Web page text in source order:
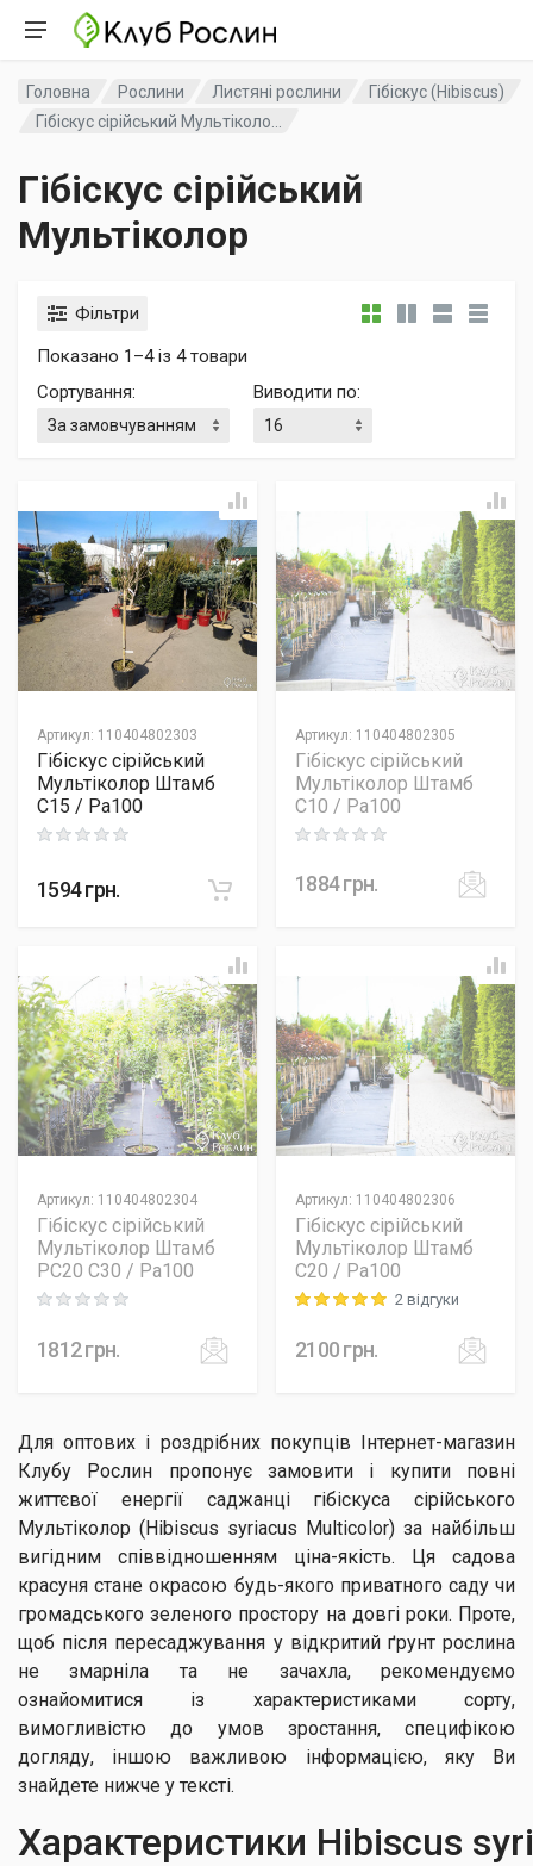
Головна Рослини Листяні рослини
Гібіскус (Hibiscus)
Гібіскус сірійський Мультіколо...
Гібіскус сірійський
Мультіколор
Фільтри
Показано 1–4 із 4 товари
Сортування: Виводити по:
Артикул: 110404802303
Гібіскус сірійський
Мультіколор Штамб
C15 / Pa100
Rating: 0 out of 5
1594грн.
Артикул: 110404802305
Гібіскус сірійський
Мультіколор Штамб
C10 / Pa100
Rating: 0 out of 5
1884грн.
Артикул: 110404802304
Гібіскус сірійський
Мультіколор Штамб
PC20 C30 / Pa100
Rating: 0 out of 5
1812грн.
Артикул: 110404802306
Гібіскус сірійський
Мультіколор Штамб
C20 / Pa100
Rating: 5 out of 52 відгуки
2100грн.
Для оптових і роздрібних покупців Інтернет-магазин
Клубу Рослин пропонує замовити і купити повні
життєвої енергії саджанці гібіскуса сірійського
Мультіколор (Hibiscus syriacus Multicolor) за найбільш
вигідним співвідношенням ціна-якість. Ця садова
красуня стане окрасою будь-якого приватного саду чи
громадського зеленого простору на довгі роки. Проте,
щоб після пересаджування у відкритий ґрунт рослина
не змарніла та не зачахла, рекомендуємо
ознайомитися із характеристиками сорту,
вимогливістю до умов зростання, специфікою
догляду, іншою важливою інформацією, яку Ви
знайдете нижче у тексті.
Характеристики Hibiscus